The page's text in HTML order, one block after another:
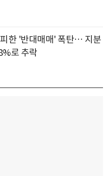
한 '반대매매' 폭탄… 지분
로 추락